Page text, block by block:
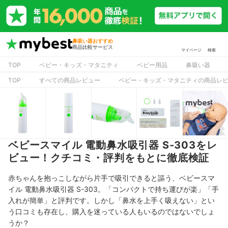
鼻吸い器おすすめ
商品比較サービス
マイページ 検索
TOP ベビー・キッズ・マタニティ ベビー用品
鼻吸い器
TOP
すべての商品レビュー ベビー・キッズ・マタニティの商品レ
ベビースマイル 電動鼻水吸引器 S-303をレ
ビュー！クチコミ・評判をもとに徹底検証
赤ちゃんを抱っこしながら片手で吸引できると謳う、ベビースマ
イル 電動鼻水吸引器 S-303。「コンパクトで持ち運びが楽」「手
入れが簡単」と評判です。しかし「鼻水を上手く吸えない」とい
う口コミも存在し、購入を迷っている人もいるのではないでしょ
うか？